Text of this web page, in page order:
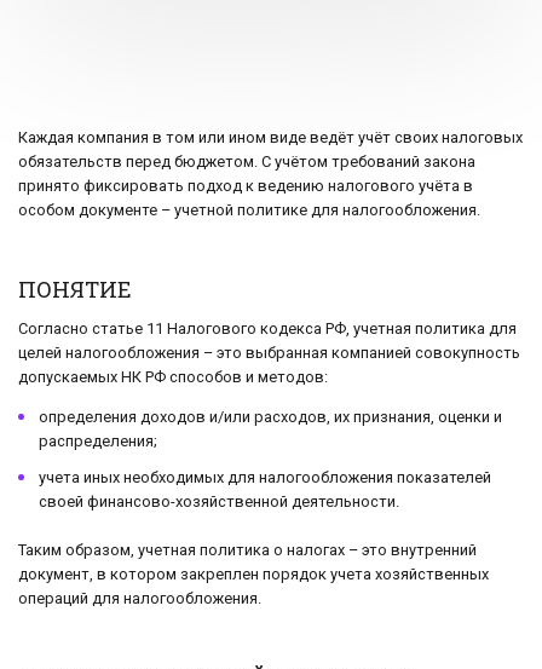
Каждая компания в том или ином виде ведёт учёт своих налоговых
обязательств перед бюджетом. С учётом требований закона
принято фиксировать подход к ведению налогового учёта в
особом документе – учетной политике для налогообложения.
ПОНЯТИЕ
Согласно статье 11 Налогового кодекса РФ, учетная политика для
целей налогообложения – это выбранная компанией совокупность
допускаемых НК РФ способов и методов:
определения доходов и/или расходов, их признания, оценки и
распределения;
учета иных необходимых для налогообложения показателей
своей финансово-хозяйственной деятельности.
Таким образом, учетная политика о налогах – это внутренний
документ, в котором закреплен порядок учета хозяйственных
операций для налогообложения.